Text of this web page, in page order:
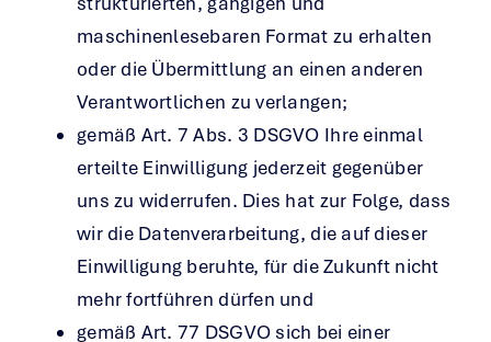
maschinenlesebaren Format zu erhalten
oder die Übermittlung an einen anderen
Verantwortlichen zu verlangen;
gemäß Art. 7 Abs. 3 DSGVO Ihre einmal
erteilte Einwilligung jederzeit gegenüber
uns zu widerrufen. Dies hat zur Folge, dass
wir die Datenverarbeitung, die auf dieser
Einwilligung beruhte, für die Zukunft nicht
mehr fortführen dürfen und
gemäß Art. 77 DSGVO sich bei einer